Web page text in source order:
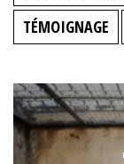
TÉMOIGNAGE